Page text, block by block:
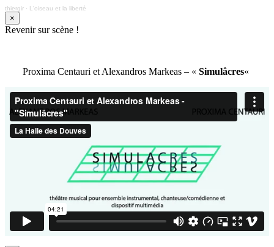
thiergir · L'oiseau et la liberté
×
Revenir sur scène !
Proxima Centauri et Alexandros Markeas – « Simulâcres«